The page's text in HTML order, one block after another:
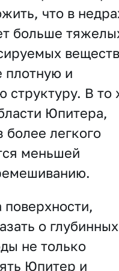
что в
больше
и
структуру. В то
Юпитера,
более легкого
меньшей
о глубинных
не только
Юпитер и